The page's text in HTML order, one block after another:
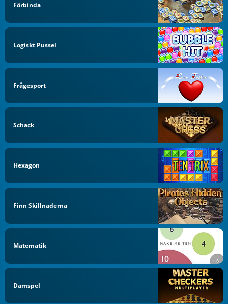
Förbinda
Logiskt Pussel
Frågesport
Schack
Hexagon
Finn Skillnaderna
Matematik
Damspel